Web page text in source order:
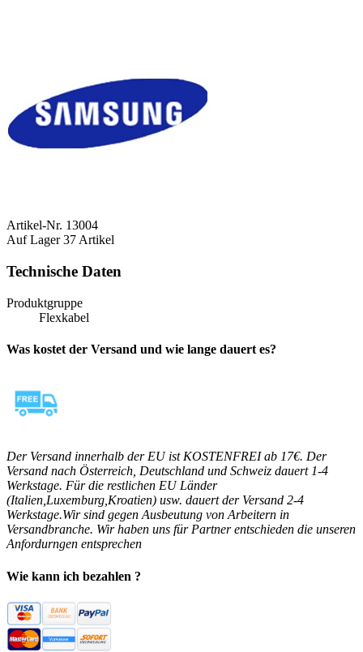
Artikel-Nr. 13004
Auf Lager 37 Artikel
Technische Daten
Produktgruppe
Flexkabel
Was kostet der Versand und wie lange dauert es?
Der Versand innerhalb der EU ist KOSTENFREI ab 17€. Der
Versand nach Österreich, Deutschland und Schweiz dauert 1-4
Werkstage. Für die restlichen EU Länder
(Italien,Luxemburg,Kroatien) usw. dauert der Versand 2-4
Werkstage.Wir sind gegen Ausbeutung von Arbeitern in
Versandbranche. Wir haben uns für Partner entschieden die unseren
Anfordurngen entsprechen
Wie kann ich bezahlen ?